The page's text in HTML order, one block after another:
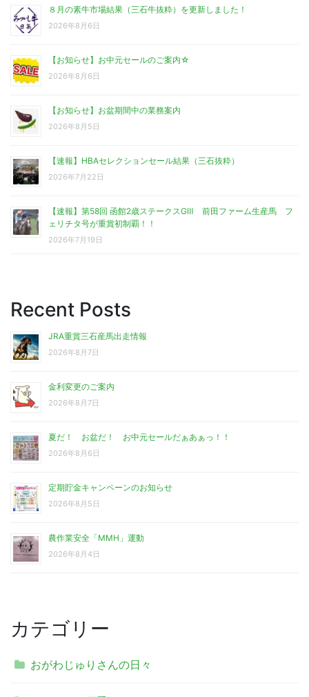
８月の素牛市場結果（三石牛抜粋）を更新しました！
2026年8月6日
【お知らせ】お中元セールのご案内☆
2026年8月6日
【お知らせ】お盆期間中の業務案内
2026年8月5日
【速報】HBAセレクションセール結果（三石抜粋）
2026年7月22日
【速報】第58回 函館2歳ステークスGⅢ 前田ファーム生産馬 フ
ェリチタ号が重賞初制覇！！
2026年7月19日
Recent Posts
JRA重賞三石産馬出走情報
2026年8月7日
金利変更のご案内
2026年8月7日
夏だ！ お盆だ！ お中元セールだぁあぁっ！！
2026年8月6日
定期貯金キャンペーンのお知らせ
2026年8月5日
農作業安全「MMH」運動
2026年8月4日
カテゴリー
おがわじゅりさんの日々